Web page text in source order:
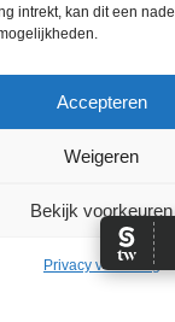
intrekt, kan dit een
Accepteren
Weigeren
Bekijk voorkeuren
Privacy verklaring
09:00 - 17:30
- 21:00
- 17:00
Zon: Gesloten
•RikiMedia